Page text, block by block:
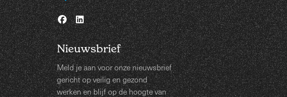
Nieuwsbrief
Meld je aan voor onze nieuwsbrief
gericht op veilig en gezond
werken en blijf op de hoogte van